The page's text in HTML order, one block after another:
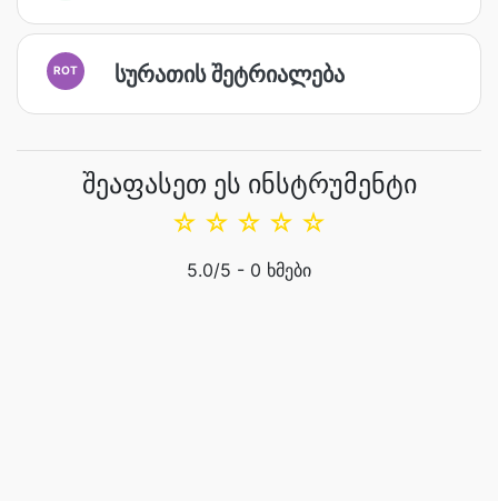
ROT სურათის შეტრიალება
შეაფასეთ ეს ინსტრუმენტი
☆
☆
☆
☆
☆
5.0/5 - 0 ხმები